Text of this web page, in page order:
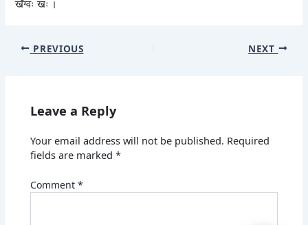
खँग्वः खः ।
PREVIOUS NEXT
Leave a Reply
Your email address will not be published. Required
fields are marked*
Comment*